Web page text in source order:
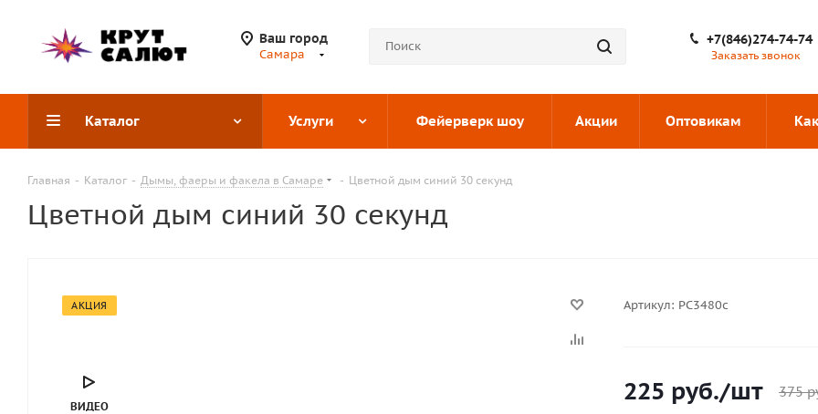
Ваш город
Самара
+7(846)274-74-74
Заказать звонок
Каталог Услуги Фейерверк шоу Акции Оптовикам
Главная - Каталог - Дымы, фаеры и факела в Самаре - Цветной дым синий 30 секунд
Цветной дым синий 30 секунд
АКЦИЯ
ВИДЕО
Артикул: РС3480с
225 руб./шт 375